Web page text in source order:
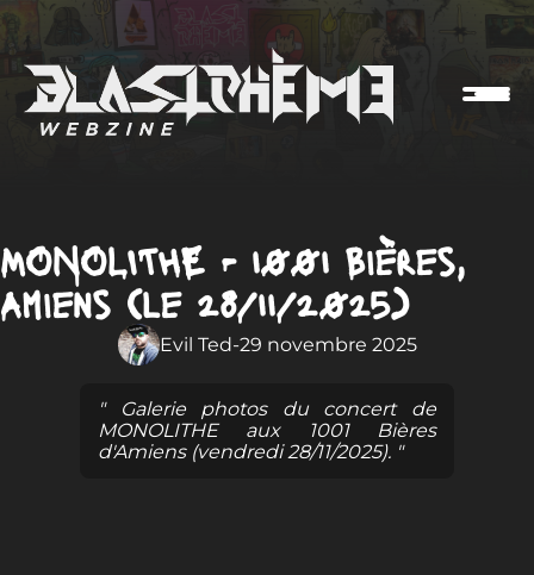
MONOLITHE - 1001 Bières,
Amiens (le 28/11/2025)
Evil Ted-29 novembre 2025
" Galerie photos du concert de
MONOLITHE aux 1001 Bières
d'Amiens (vendredi 28/11/2025). "